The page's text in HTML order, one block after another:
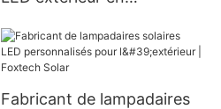
60 W, 80 W et 100 W,
nouveau modèle
Fabricant de lampadaires